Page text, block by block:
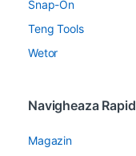
Snap-On
Teng Tools
Wetor
Navigheaza Rapid
Magazin